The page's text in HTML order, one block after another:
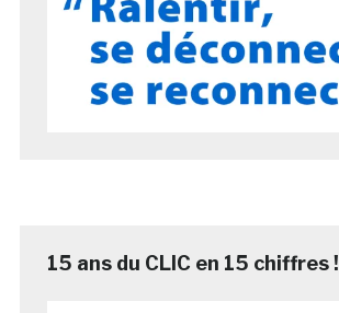
15 ans du CLIC en 15 chiffres !